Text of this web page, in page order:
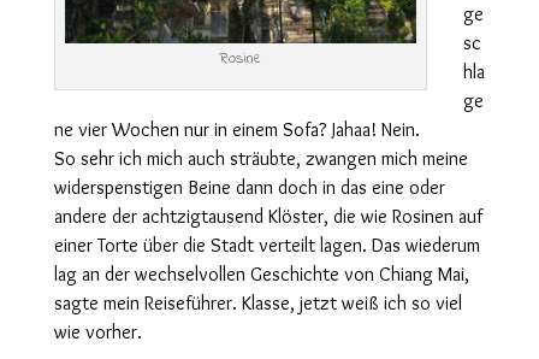
Rosine
ge
sc
hla
ge
ne vier Wochen nur in einem Sofa? Jahaa! Nein.
So sehr ich mich auch sträubte, zwangen mich meine
widerspenstigen Beine dann doch in das eine oder
andere der achtzigtausend Klöster, die wie Rosinen auf
einer Torte über die Stadt verteilt lagen. Das wiederum
lag an der wechselvollen Geschichte von Chiang Mai,
sagte mein Reiseführer. Klasse, jetzt weiß ich so viel
wie vorher.